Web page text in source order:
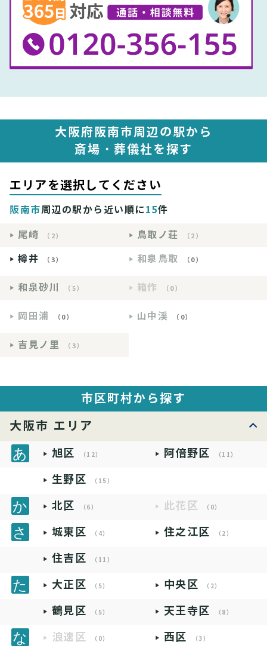
大阪府阪南市周辺の駅から
斎場・葬儀社を探す
エリアを選択してください
阪南市周辺の駅から近い順に15件
尾崎
（2） 鳥取ノ荘 （2）
樽井 （3） 和泉鳥取 （0）
和泉砂川 （5） 箱作 （0）
岡田浦 （0） 山中渓 （0）
吉見ノ里 （3）
市区町村から探す
大阪市 エリア
旭区 （12） 阿倍野区 （11）
生野区 （15）
北区 （6） 此花区 （0）
城東区 （4） 住之江区 （2）
住吉区 （11）
大正区 （5） 中央区 （2）
鶴見区 （5） 天王寺区 （8）
浪速区 （0） 西区 （3）